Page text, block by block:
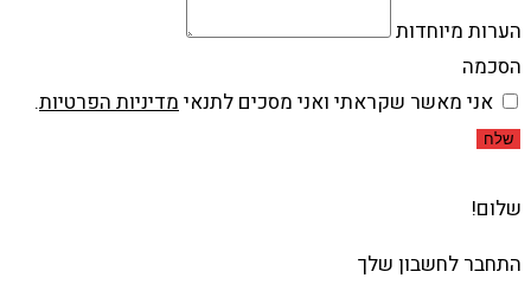
הערות מיוחדות
הסכמה
אני מאשר שקראתי ואני מסכים לתנאי מדיניות הפרטיות.
שלח
שלום!
התחבר לחשבון שלך